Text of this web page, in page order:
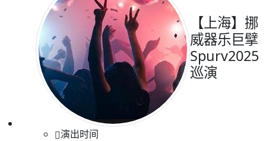
【上海】挪
威器乐巨擘
Spurv2025
巡演
演出时间